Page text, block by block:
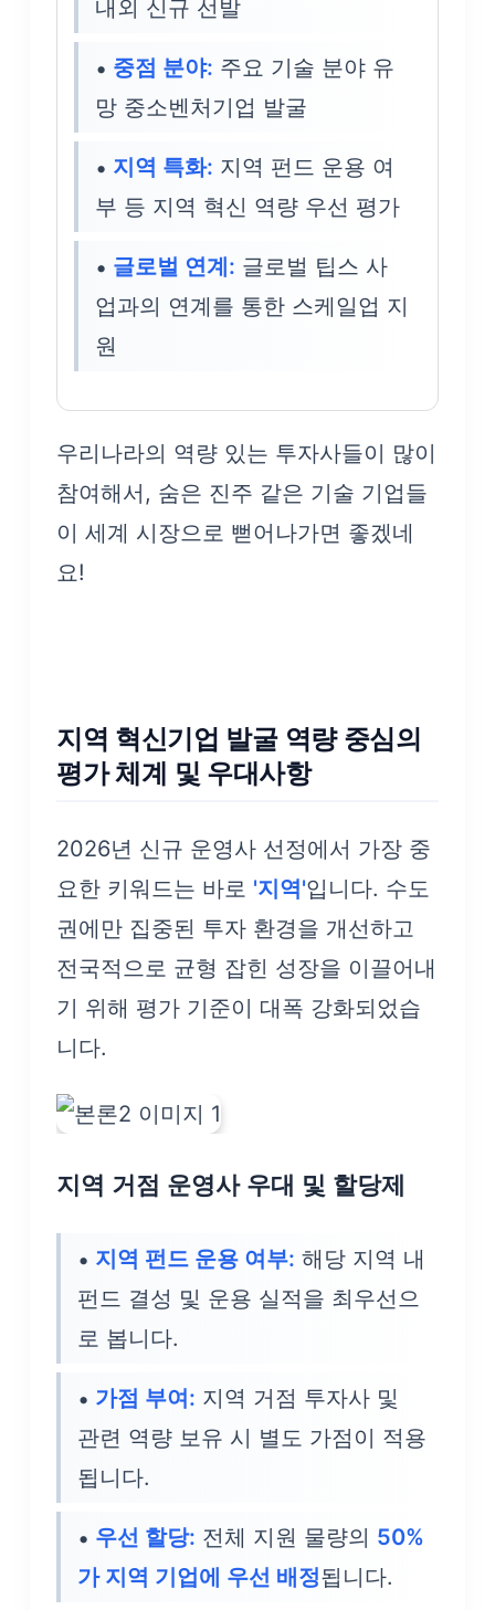
내외 신규 선발
중점 분야: 주요 기술 분야 유
망 중소벤처기업 발굴
지역 특화: 지역 펀드 운용 여
부 등 지역 혁신 역량 우선 평가
글로벌 연계: 글로벌 팁스 사
업과의 연계를 통한 스케일업 지
원
우리나라의 역량 있는 투자사들이 많이
참여해서, 숨은 진주 같은 기술 기업들
이 세계 시장으로 뻗어나가면 좋겠네
요!
지역 혁신기업 발굴 역량 중심의
평가 체계 및 우대사항
2026년 신규 운영사 선정에서 가장 중
요한 키워드는 바로 '지역'입니다. 수도
권에만 집중된 투자 환경을 개선하고
전국적으로 균형 잡힌 성장을 이끌어내
기 위해 평가 기준이 대폭 강화되었습
니다.
지역 거점 운영사 우대 및 할당제
지역 펀드 운용 여부: 해당 지역 내
펀드 결성 및 운용 실적을 최우선으
로 봅니다.
가점 부여: 지역 거점 투자사 및
관련 역량 보유 시 별도 가점이 적용
됩니다.
우선 할당: 전체 지원 물량의 50%
가 지역 기업에 우선 배정됩니다.